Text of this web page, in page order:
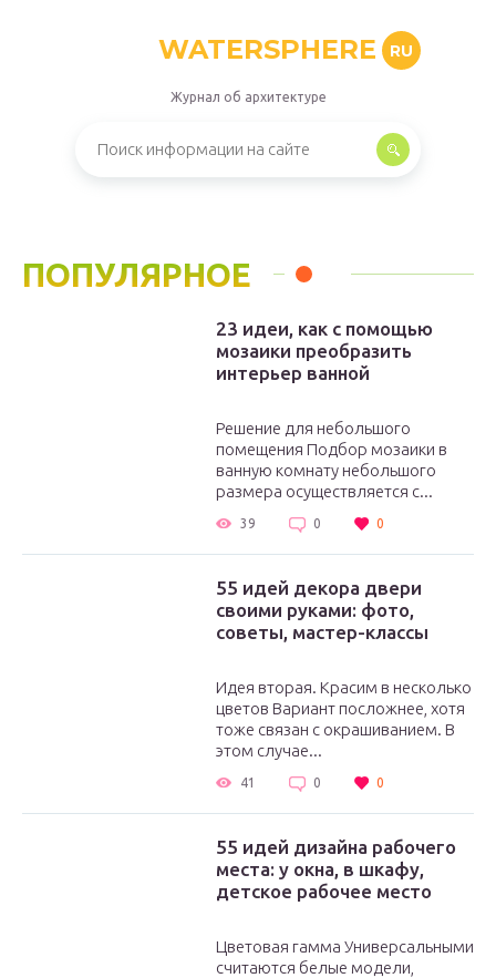
WATERSPHERE RU
Журнал об архитектуре
ПОПУЛЯРНОЕ
23 идеи, как с помощью
мозаики преобразить
интерьер ванной
Решение для небольшого
помещения Подбор мозаики в
ванную комнату небольшого
размера осуществляется с...
39 0 0
55 идей декора двери
своими руками: фото,
советы, мастер-классы
Идея вторая. Красим в несколько
цветов Вариант посложнее, хотя
тоже связан с окрашиванием. В
этом случае...
41 0 0
55 идей дизайна рабочего
места: у окна, в шкафу,
детское рабочее место
Цветовая гамма Универсальными
считаются белые модели,